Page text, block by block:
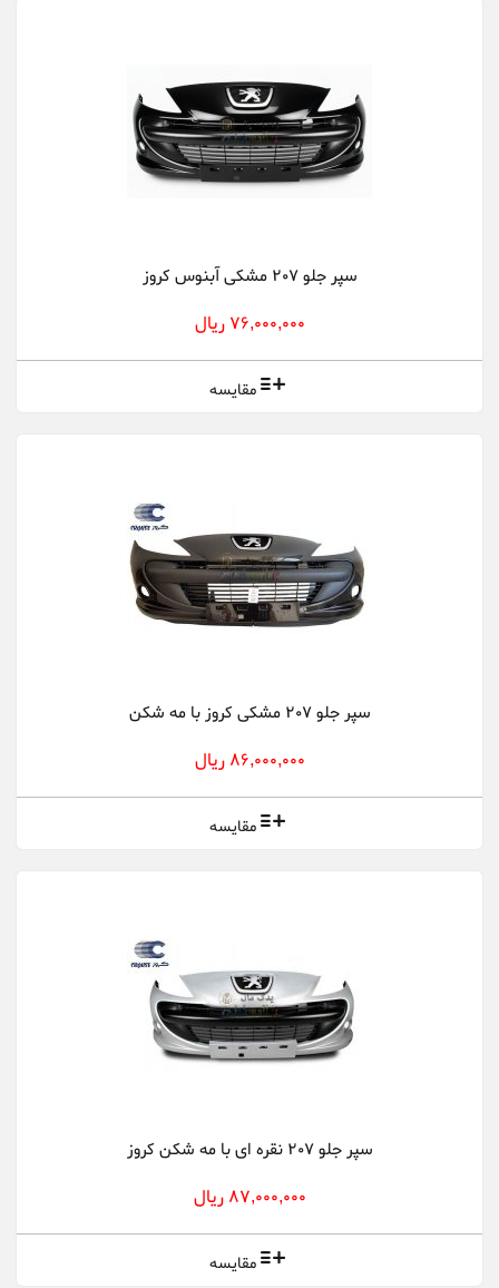
سپر جلو 207 مشکی آبنوس کروز
76,000,000 ریال
مقایسه
سپر جلو 207 مشکی کروز با مه شکن
86,000,000 ریال
مقایسه
سپر جلو 207 نقره ای با مه شکن کروز
87,000,000 ریال
مقایسه